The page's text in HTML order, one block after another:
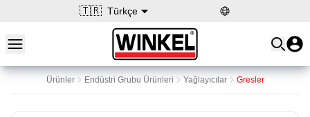
🇹🇷 Türkçe
Open main menu
Winkel
Ürünler Endüstri Grubu Ürünleri Yağlayıcılar Gresler